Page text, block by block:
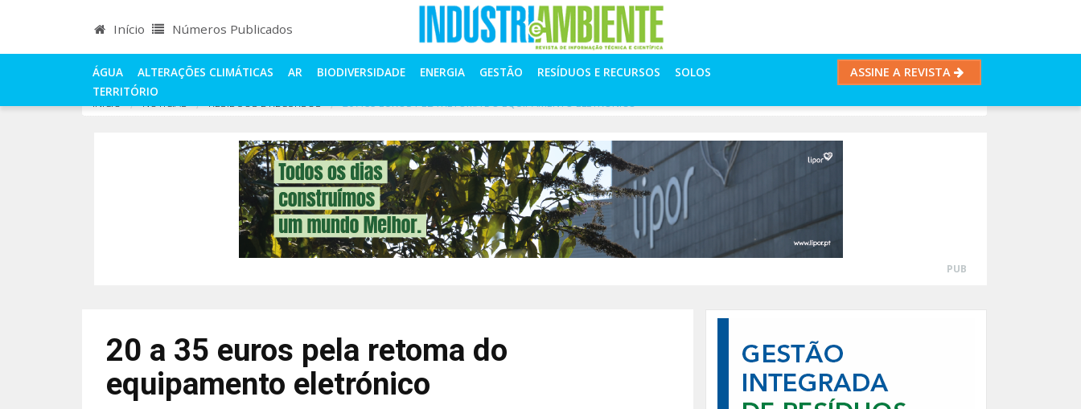
Início Números Publicados
ÁGUA ALTERAÇÕES CLIMÁTICAS AR BIODIVERSIDADE ENERGIA GESTÃO RESÍDUOS E RECURSOS
SOLOS
TERRITÓRIO
ASSINE A REVISTA
INÍCIO NOTÍCIAS RESÍDUOS E RECURSOS 20 A 35 EUROS PELA RETOMA DO EQUIPAMENTO ELETRÓNICO
PUB
20 a 35 euros pela retoma do
equipamento eletrónico